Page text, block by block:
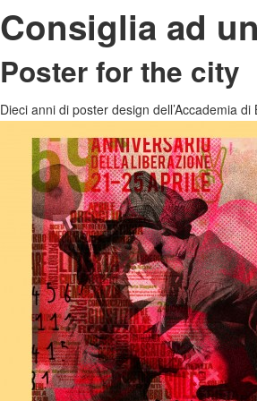
Consiglia ad
Poster for the city
Dieci anni di poster design dell’Accademia